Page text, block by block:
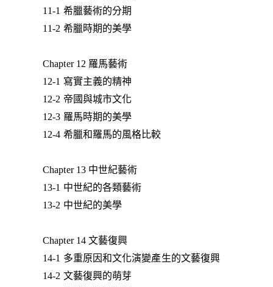
11-1 希臘藝術的分期
11-2 希臘時期的美學
Chapter 12 羅馬藝術
12-1 寫實主義的精神
12-2 帝國與城市文化
12-3 羅馬時期的美學
12-4 希臘和羅馬的風格比較
Chapter 13 中世紀藝術
13-1 中世紀的各類藝術
13-2 中世紀的美學
Chapter 14 文藝復興
14-1 多重原因和文化演變產生的文藝復興
14-2 文藝復興的萌芽